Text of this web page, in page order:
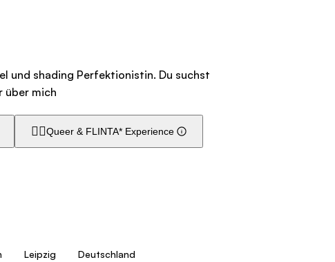
und shading Perfektionistin. Du suchst
über mich
🏳️‍🌈Queer & FLINTA* Experience
Leipzig Deutschland